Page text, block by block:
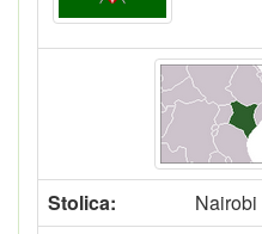
Stolica:
Nairobi